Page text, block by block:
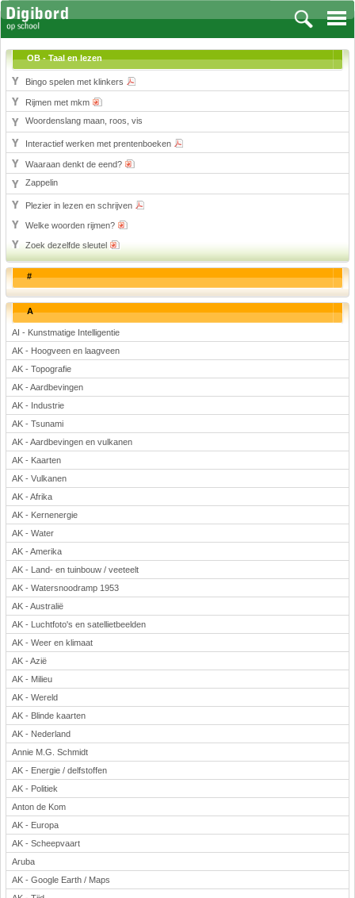
Vakken
Aardrijkskunde
Biologie
Engels
Frans, Duits, Chinees, Spaans
Kunst en Cultuur
Levensbeschouwing
Lichamelijke opvoeding
Muziek
Natuurkunde
Nederlands
Rekenen
Scheikunde
Sport
Techniek
Verkeer
Wiskunde
Onderwerpen
Apps en tablets
Collecties digibord
Digiborden / touchscreens
Digibordtools
Downloads basisonderwijs
Herfst
Kerstmis
Kinder-/Jeugdboeken
Lente
Onderbouw PO
Pasen
Voetbal
OB - Taal en lezen
Bingo spelen met klinkers
Rijmen met mkm
Woordenslang maan, roos, vis
Interactief werken met prentenboeken
Waaraan denkt de eend?
Zappelin
Plezier in lezen en schrijven
Welke woorden rijmen?
Zoek dezelfde sleutel
#
A
AI - Kunstmatige Intelligentie
AK - Hoogveen en laagveen
AK - Topografie
AK - Aardbevingen
AK - Industrie
AK - Tsunami
AK - Aardbevingen en vulkanen
AK - Kaarten
AK - Vulkanen
AK - Afrika
AK - Kernenergie
AK - Water
AK - Amerika
AK - Land- en tuinbouw / veeteelt
AK - Watersnoodramp 1953
AK - Australië
AK - Luchtfoto's en satellietbeelden
AK - Weer en klimaat
AK - Azië
AK - Milieu
AK - Wereld
AK - Blinde kaarten
AK - Nederland
Annie M.G. Schmidt
AK - Energie / delfstoffen
AK - Politiek
Anton de Kom
AK - Europa
AK - Scheepvaart
Aruba
AK - Google Earth / Maps